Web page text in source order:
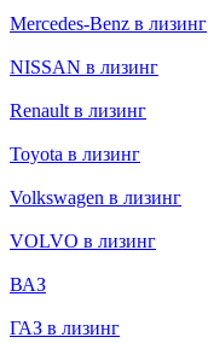
Mercedes-Benz в лизинг
NISSAN в лизинг
Renault в лизинг
Toyota в лизинг
Volkswagen в лизинг
VOLVO в лизинг
ВАЗ
ГАЗ в лизинг